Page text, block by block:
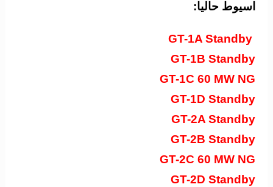
اسيوط حاليا:
GT-1B Standby
GT-1C 60 MW NG
GT-1D Standby
GT-2A Standby
GT-2B Standby
GT-2C 60 MW NG
GT-2D Standby